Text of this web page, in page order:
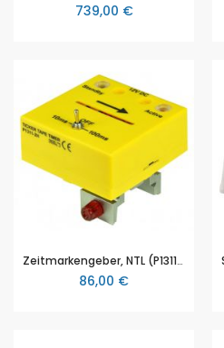
739,00 €
Zeitmarkengeber, NTL (P1311-2H)
86,00 €